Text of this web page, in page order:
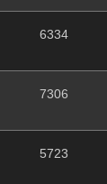
6334
7306
5723